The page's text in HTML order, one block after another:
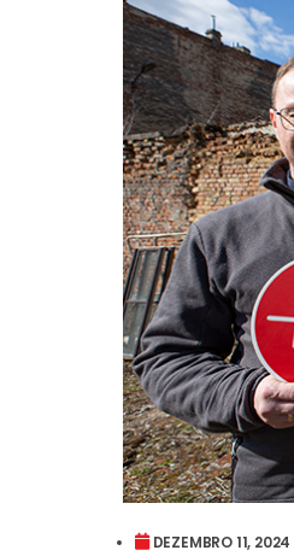
DEZEMBRO 11, 2024